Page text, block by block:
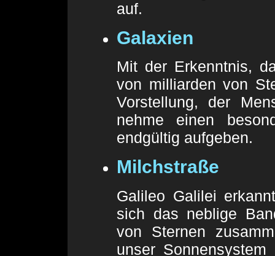
auf.
Galaxien
Mit der Erkenntnis,
von milliarden von
Vorstellung, der
nehme einen
endgültig aufgeben.
Milchstraße
Galileo Galilei
sich das neblige
von Sternen
unser